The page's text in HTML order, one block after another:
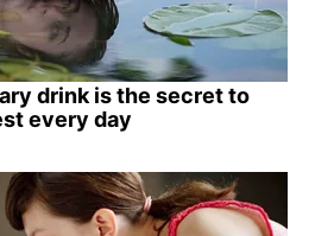
drink is the secret to
every day